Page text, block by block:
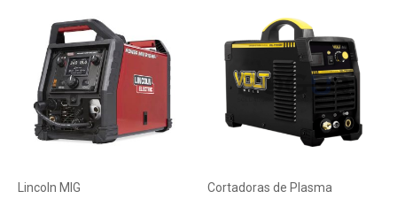
Lincoln MIG Cortadoras de Plasma